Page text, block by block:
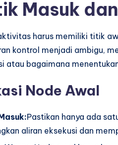
Masuk
harus memiliki titik
kontrol menjadi ambigu,
atau bagaimana
Node Awal
Pastikan hanya ada
aliran eksekusi dan